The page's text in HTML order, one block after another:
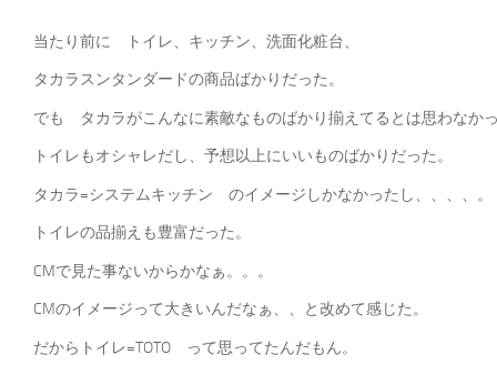
当たり前に トイレ、キッチン、洗面化粧台、
タカラスンタンダードの商品ばかりだった。
でも タカラがこんなに素敵なものばかり揃えてるとは思わなか
トイレもオシャレだし、予想以上にいいものばかりだった。
タカラ=システムキッチン のイメージしかなかったし、、、、。
トイレの品揃えも豊富だった。
CMで見た事ないからかなぁ。。。
CMのイメージって大きいんだなぁ、、と改めて感じた。
だからトイレ=TOTO って思ってたんだもん。